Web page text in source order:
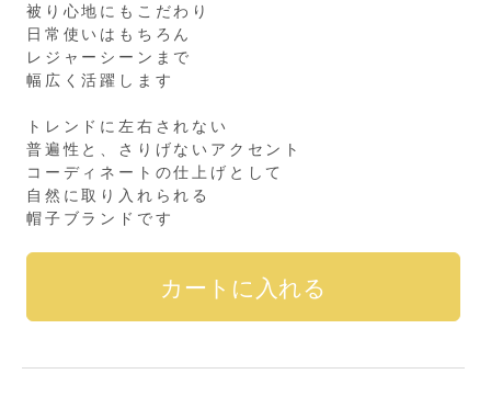
被り心地にもこだわり
日常使いはもちろん
レジャーシーンまで
幅広く活躍します
トレンドに左右されない
普遍性と、さりげないアクセント
コーディネートの仕上げとして
自然に取り入れられる
帽子ブランドです